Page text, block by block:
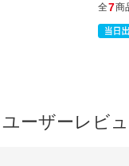
全7商
ユーザーレビ